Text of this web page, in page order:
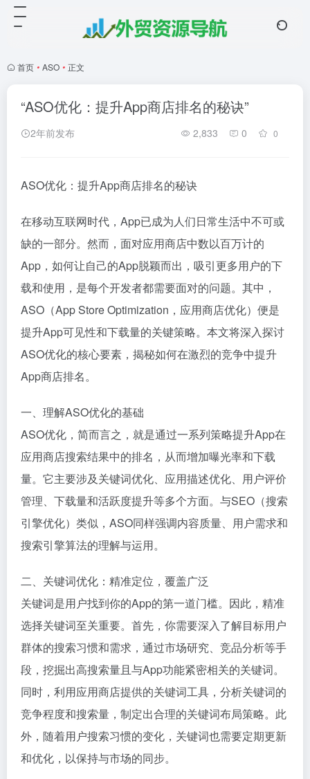
首页 • ASO • 正文
“ASO优化：提升App商店排名的秘诀”
2年前发布 2,833 0 0
ASO优化：提升App商店排名的秘诀
在移动互联网时代，App已成为人们日常生活中不可或
缺的一部分。然而，面对应用商店中数以百万计的
App，如何让自己的App脱颖而出，吸引更多用户的下
载和使用，是每个开发者都需要面对的问题。其中，
ASO（App Store Optimization，应用商店优化）便是
提升App可见性和下载量的关键策略。本文将深入探讨
ASO优化的核心要素，揭秘如何在激烈的竞争中提升
App商店排名。
一、理解ASO优化的基础
ASO优化，简而言之，就是通过一系列策略提升App在
应用商店搜索结果中的排名，从而增加曝光率和下载
量。它主要涉及关键词优化、应用描述优化、用户评价
管理、下载量和活跃度提升等多个方面。与SEO（搜索
引擎优化）类似，ASO同样强调内容质量、用户需求和
搜索引擎算法的理解与运用。
二、关键词优化：精准定位，覆盖广泛
关键词是用户找到你的App的第一道门槛。因此，精准
选择关键词至关重要。首先，你需要深入了解目标用户
群体的搜索习惯和需求，通过市场研究、竞品分析等手
段，挖掘出高搜索量且与App功能紧密相关的关键词。
同时，利用应用商店提供的关键词工具，分析关键词的
竞争程度和搜索量，制定出合理的关键词布局策略。此
外，随着用户搜索习惯的变化，关键词也需要定期更新
和优化，以保持与市场的同步。